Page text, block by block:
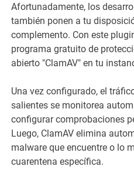
Afortunadamente, los
también ponen a tu
complemento. Con este
programa gratuito de
abierto "ClamAV" en tu
Una vez configurado, el
salientes se monitorea
configurar comprobaciones
Luego, ClamAV elimina
malware que encuentre o lo
cuarentena específica.